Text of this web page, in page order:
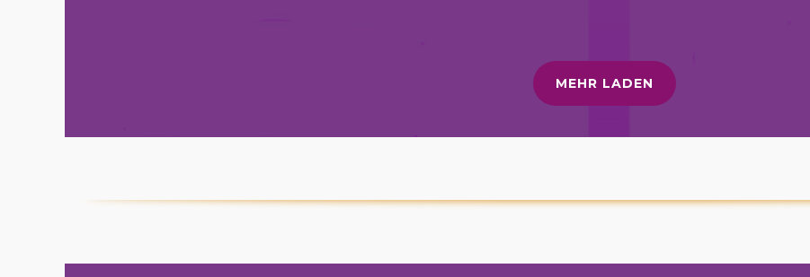
MEHR LADEN